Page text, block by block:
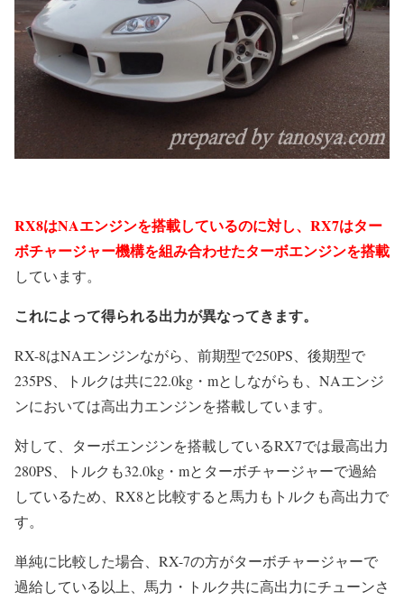
RX8はNAエンジンを搭載しているのに対し、RX7はター
ボチャージャー機構を組み合わせたターボエンジンを搭載
しています。
これによって得られる出力が異なってきます。
RX-8はNAエンジンながら、前期型で250PS、後期型で
235PS、トルクは共に22.0kg・mとしながらも、NAエンジ
ンにおいては高出力エンジンを搭載しています。
対して、ターボエンジンを搭載しているRX7では最高出力
280PS、トルクも32.0kg・mとターボチャージャーで過給
しているため、RX8と比較すると馬力もトルクも高出力で
す。
単純に比較した場合、RX-7の方がターボチャージャーで
過給している以上、馬力・トルク共に高出力にチューンさ